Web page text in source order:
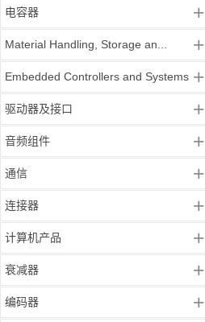
电容器 +
Material Handling, Storage an... +
Embedded Controllers and Systems +
驱动器及接口 +
音频组件 +
通信 +
连接器 +
计算机产品 +
衰减器 +
编码器 +